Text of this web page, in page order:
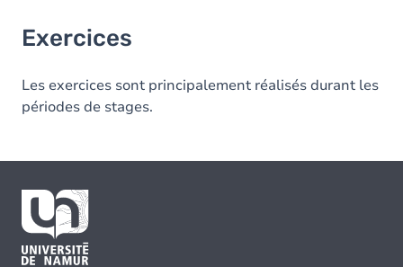
Exercices
Les exercices sont principalement réalisés durant les
périodes de stages.